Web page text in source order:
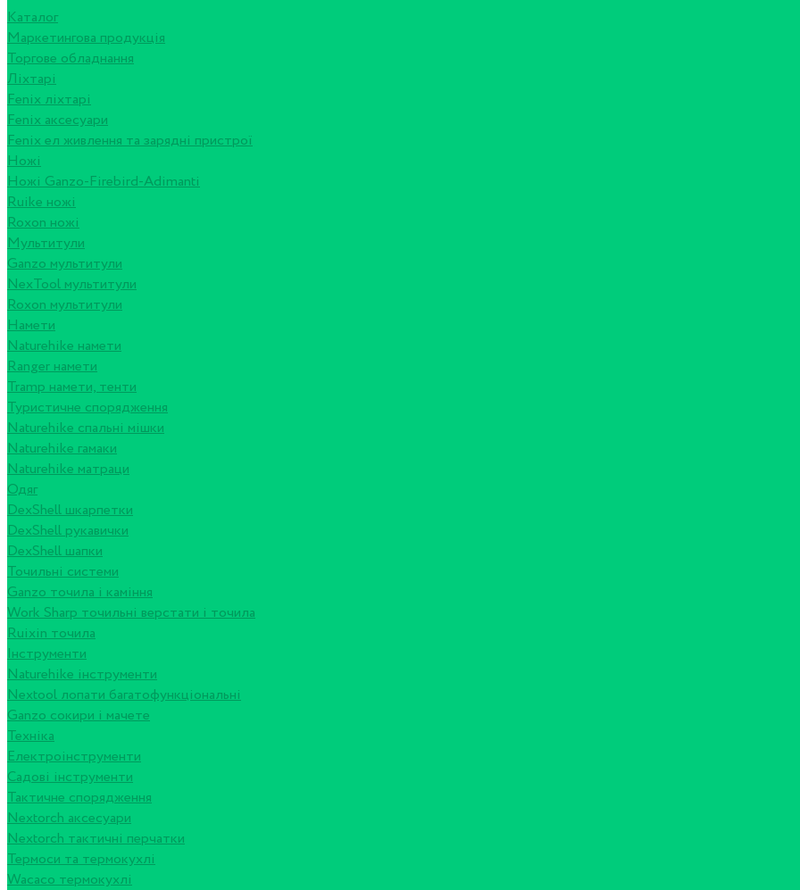
Каталог
Маркетингова продукція
Торгове обладнання
Ліхтарі
Fenix ліхтарі
Fenix аксесуари
Fenix ел живлення та зарядні пристрої
Ножі
Ножі Ganzo-Firebird-Adimanti
Ruike ножі
Roxon ножi
Мультитули
Ganzo мультитули
NexTool мультитули
Roxon мультитули
Намети
Naturehike намети
Ranger намети
Tramp намети, тенти
Туристичне спорядження
Naturehike спальні мішки
Naturehike гамаки
Naturehike матраци
Одяг
DexShell шкарпетки
DexShell рукавички
DexShell шапки
Точильні системи
Ganzo точила і каміння
Work Sharp точильні верстати і точила
Ruixin точила
Інструменти
Naturehike інструменти
Nextool лопати багатофункціональні
Ganzo сокири і мачете
Техніка
Електроінструменти
Садові інструменти
Тактичне спорядження
Nextorch аксесуари
Nextorch тактичні перчатки
Термоси та термокухлі
Wacaco термокухлі